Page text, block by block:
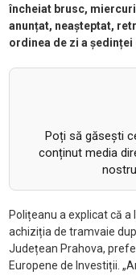
încheiat brusc,
anunțat, neașteptat,
ordinea de zi a
Poți să găsești
conținut media
Polițeanu a explicat că
achiziția de tramvaie
Județean Prahova,
Europene de Investiții.